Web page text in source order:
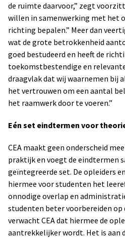
de ruimte daarvoor,” zegt
willen in samenwerking met het
richting bepalen.” Meer dan
wat de grote betrokkenheid
goed bestudeerd en heeft de
toekomstbestendige en
draagvlak dat wij waarnemen bij
het vertrouwen om een aantal
het raamwerk door te voeren.”
Eén set eindtermen voor
CEA maakt geen onderscheid
praktijk en voegt de eindtermen
geïntegreerde set. De opleiders
hiermee voor studenten het
onnodige overlap en
studenten beter voorbereiden op
verwacht CEA dat hiermee de
aantrekkelijker wordt. Het is aan